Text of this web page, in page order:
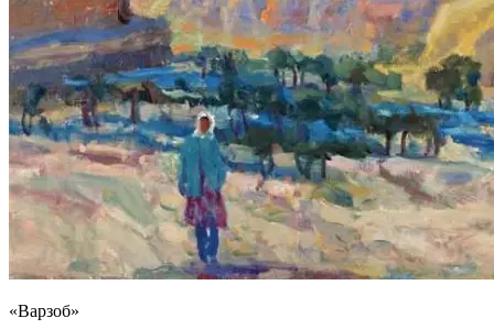
«Варзоб»